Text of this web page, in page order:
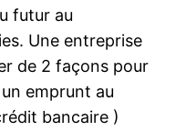
futur au
Une entreprise
de 2 façons pour
emprunt au
bancaire )